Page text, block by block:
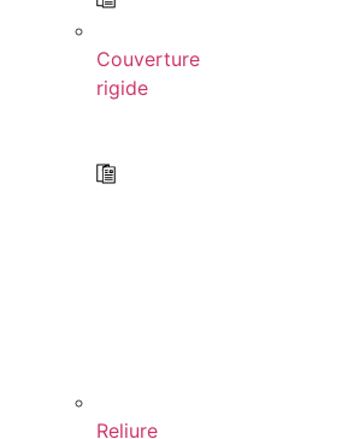
Couverture
rigide
Reliure